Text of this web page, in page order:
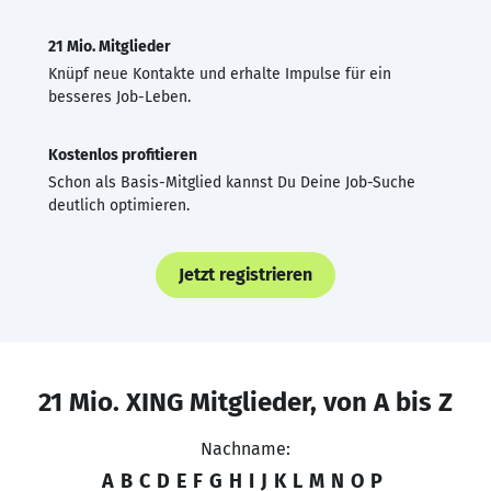
21 Mio. Mitglieder
Knüpf neue Kontakte und erhalte Impulse für ein
besseres Job-Leben.
Kostenlos profitieren
Schon als Basis-Mitglied kannst Du Deine Job-Suche
deutlich optimieren.
Jetzt registrieren
21 Mio. XING Mitglieder, von A bis Z
Nachname:
A B C D E F G H I J K L M N O P